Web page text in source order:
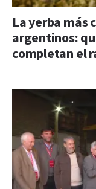
La yerba más
argentinos:
completan el